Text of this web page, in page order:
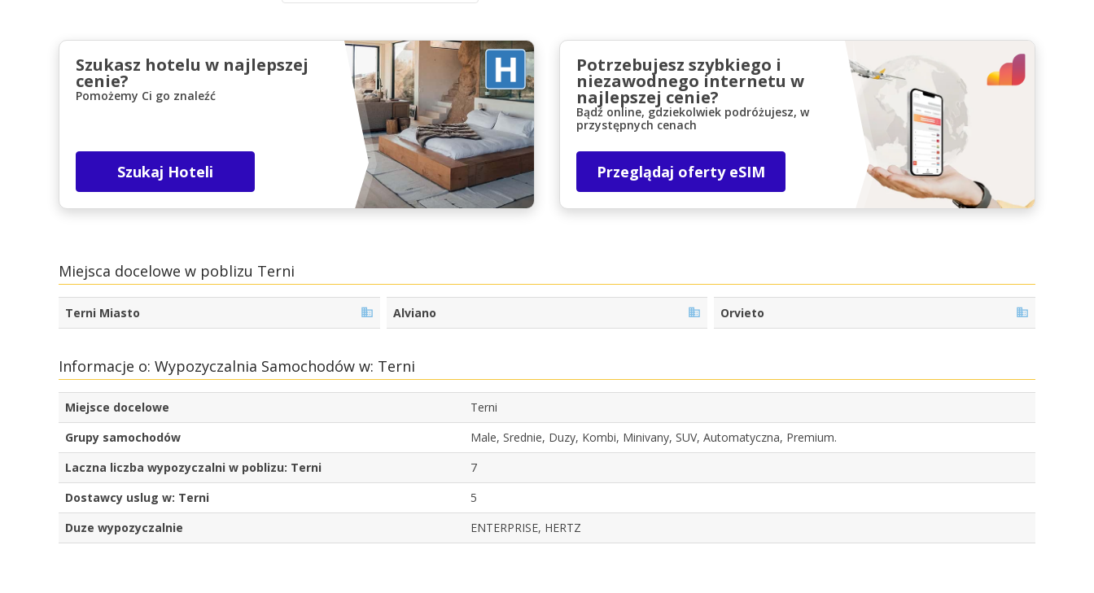
Szukasz hotelu w najlepszej
cenie?
Pomożemy Ci go znaleźć
Szukaj Hoteli
Potrzebujesz szybkiego i
niezawodnego internetu w
najlepszej cenie?
Bądź online, gdziekolwiek podróżujesz, w
przystępnych cenach
Przeglądaj oferty eSIM
Miejsca docelowe w poblizu Terni
Terni Miasto Alviano Orvieto
Informacje o: Wypozyczalnia Samochodów w: Terni
Miejsce docelowe
Terni
Grupy samochodów
Male, Srednie, Duzy, Kombi, Minivany, SUV, Automatyczna, Premium.
Laczna liczba wypozyczalni w poblizu: Terni
7
Dostawcy uslug w: Terni
5
Duze wypozyczalnie
ENTERPRISE, HERTZ
Najlepsze oszczędności
Uzyskaj dostęp do ekskluzywnych ofert
partnerów